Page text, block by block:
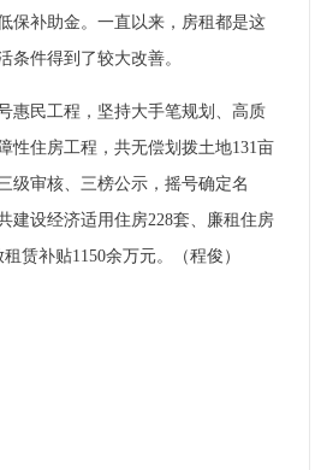
保补助金。一直以来，房租都是这
条件得到了较大改善。
民工程，坚持大手笔规划、高质
性住房工程，共无偿划拨土地131亩
级审核、三榜公示，摇号确定名
建设经济适用住房228套、廉租住房
赁补贴1150余万元。（程俊）